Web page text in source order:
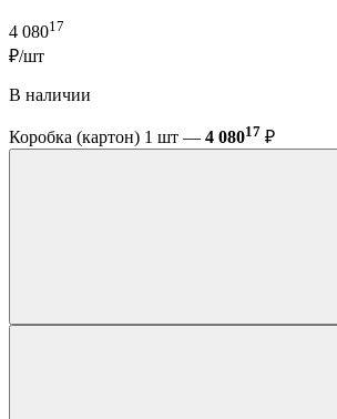
4 08017
₽/шт
В наличии
Коробка (картон) 1 шт — 4 08017 ₽